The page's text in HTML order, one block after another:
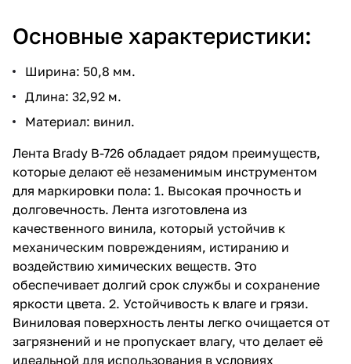
Основные характеристики:
Ширина: 50,8 мм.
Длина: 32,92 м.
Материал: винил.
Лента Brady B-726 обладает рядом преимуществ,
которые делают её незаменимым инструментом
для маркировки пола: 1. Высокая прочность и
долговечность. Лента изготовлена из
качественного винила, который устойчив к
механическим повреждениям, истиранию и
воздействию химических веществ. Это
обеспечивает долгий срок службы и сохранение
яркости цвета. 2. Устойчивость к влаге и грязи.
Виниловая поверхность ленты легко очищается от
загрязнений и не пропускает влагу, что делает её
идеальной для использования в условиях